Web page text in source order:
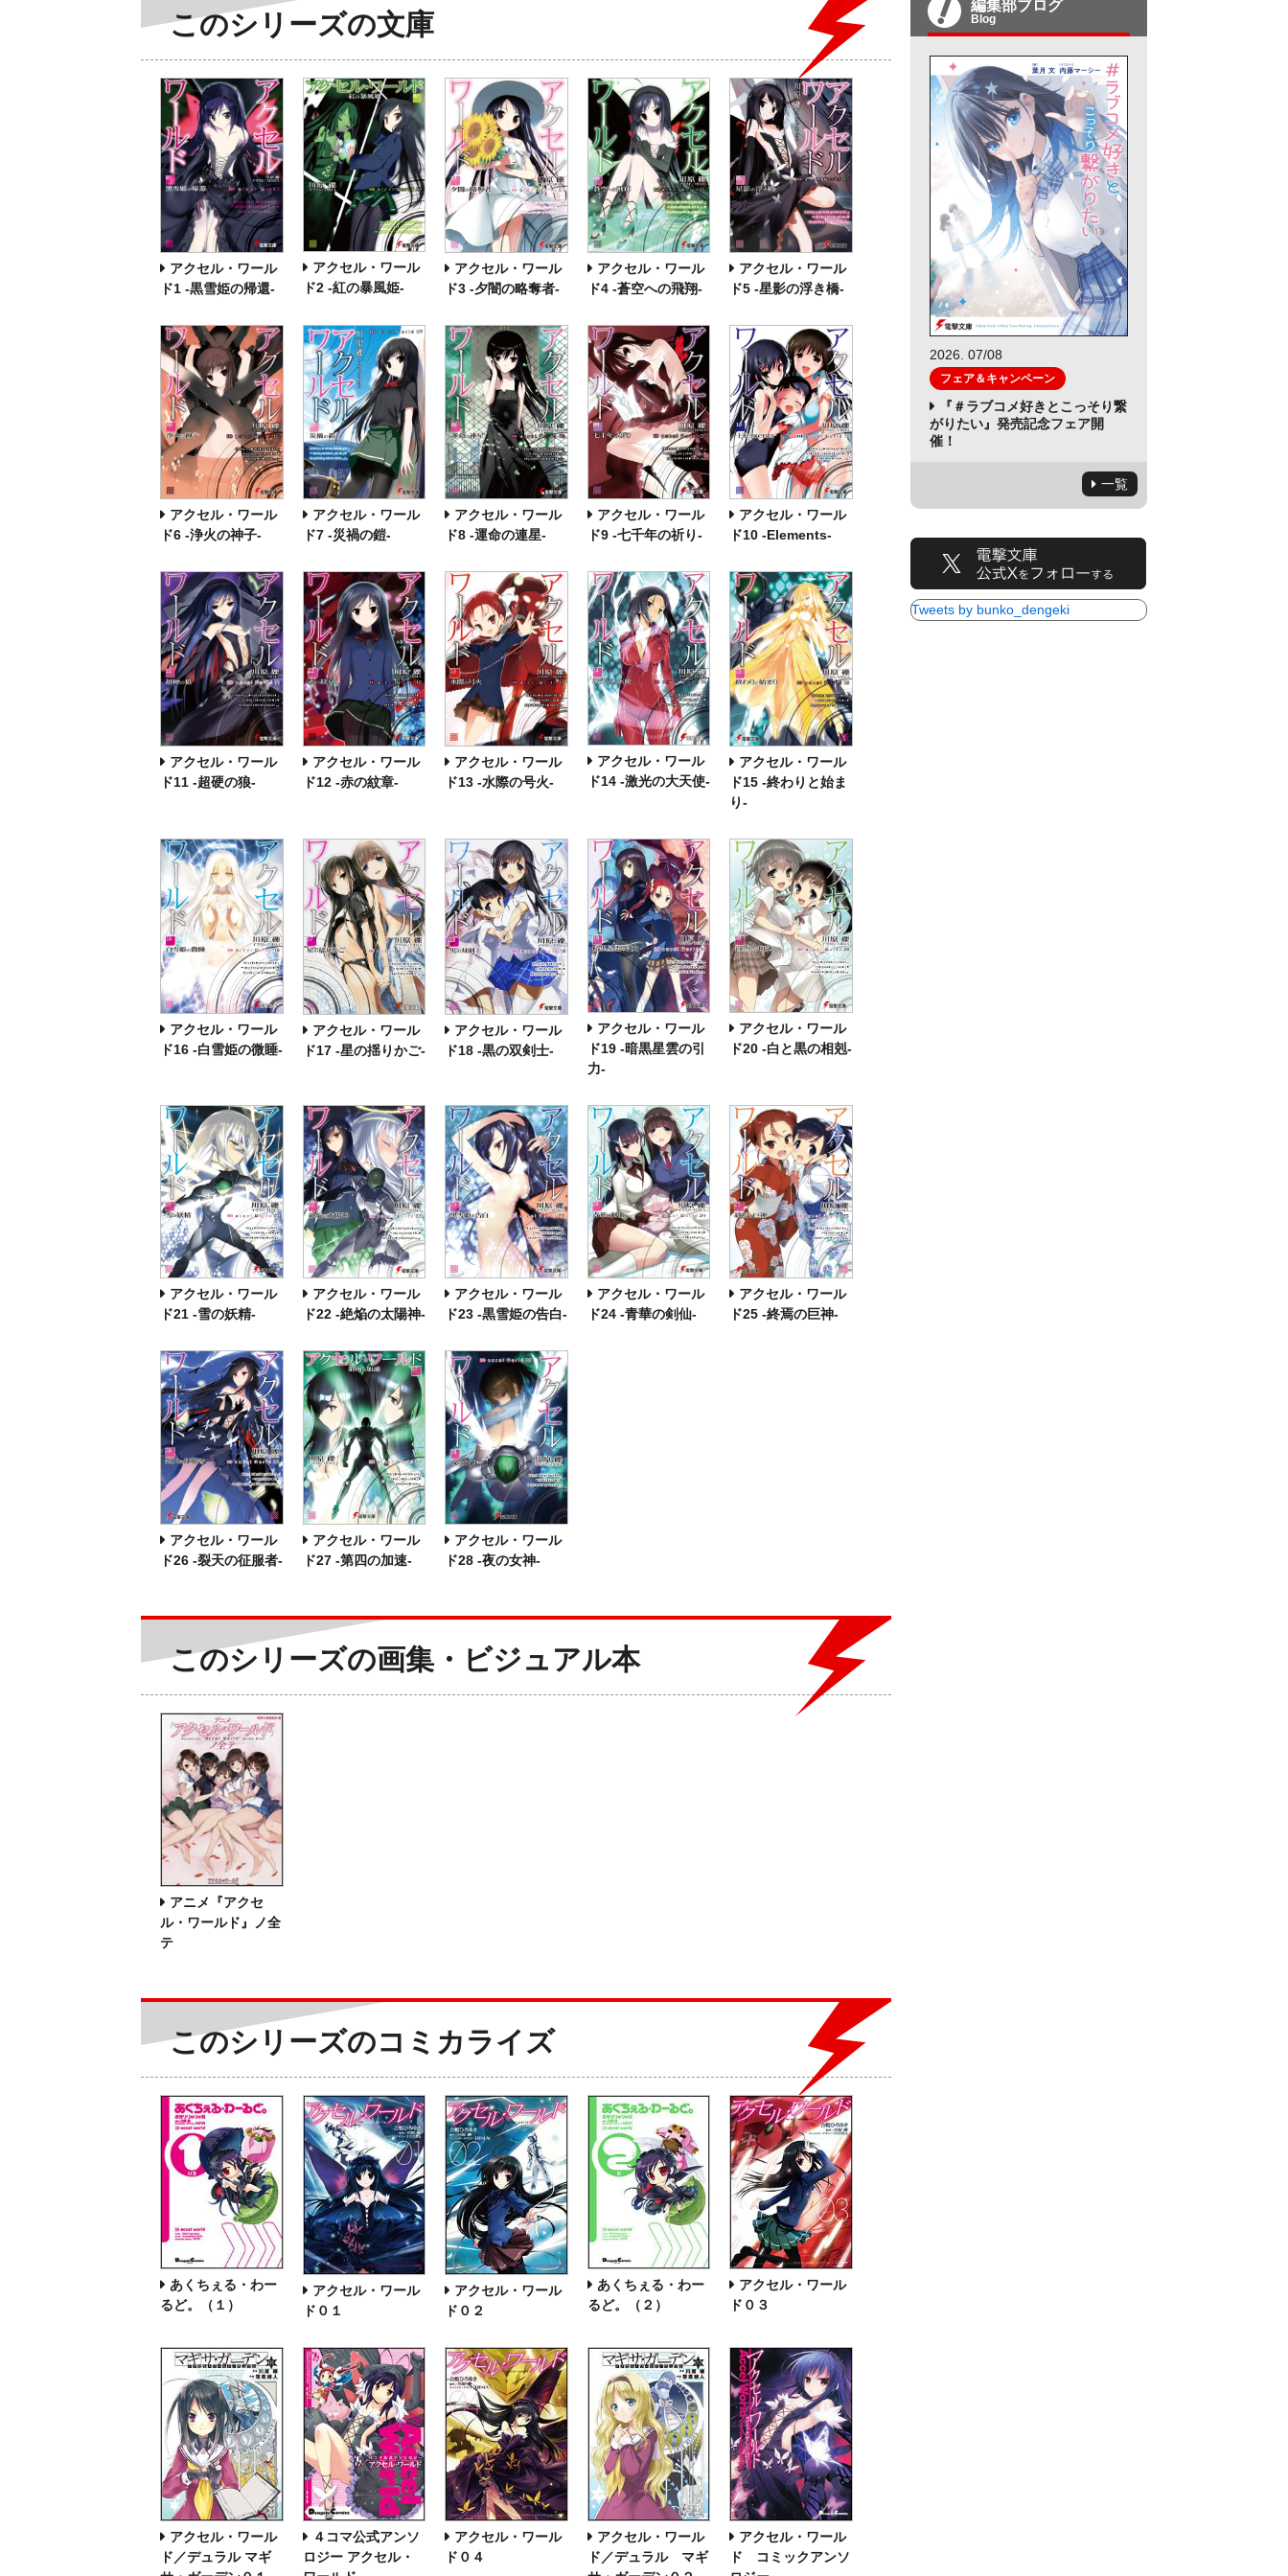
このシリーズの文庫
アクセル・ワール
ド1 ‐黒雪姫の帰還‐
アクセル・ワール
ド2 ‐紅の暴風姫‐
アクセル・ワール
ド3 ‐夕闇の略奪者‐
アクセル・ワール
ド4 ‐蒼空への飛翔‐
アクセル・ワール
ド5 ‐星影の浮き橋‐
アクセル・ワール
ド6 ‐浄火の神子‐
アクセル・ワール
ド7 ‐災禍の鎧‐
アクセル・ワール
ド8 ‐運命の連星‐
アクセル・ワール
ド9 ‐七千年の祈り‐
アクセル・ワール
ド10 ‐Elements‐
アクセル・ワール
ド11 ‐超硬の狼‐
アクセル・ワール
ド12 ‐赤の紋章‐
アクセル・ワール
ド13 ‐水際の号火‐
アクセル・ワール
ド14 ‐激光の大天使‐
アクセル・ワール
ド15 ‐終わりと始ま
り‐
アクセル・ワール
ド16 ‐白雪姫の微睡‐
アクセル・ワール
ド17 ‐星の揺りかご‐
アクセル・ワール
ド18 ‐黒の双剣士‐
アクセル・ワール
ド19 ‐暗黒星雲の引
力‐
アクセル・ワール
ド20 ‐白と黒の相剋‐
アクセル・ワール
ド21 ‐雪の妖精‐
アクセル・ワール
ド22 ‐絶焔の太陽神‐
アクセル・ワール
ド23 ‐黒雪姫の告白‐
アクセル・ワール
ド24 ‐青華の剣仙‐
アクセル・ワール
ド25 ‐終焉の巨神‐
アクセル・ワール
ド26 -裂天の征服者-
アクセル・ワール
ド27 -第四の加速-
アクセル・ワール
ド28 -夜の女神-
このシリーズの画集・ビジュアル本
アニメ『アクセ
ル・ワールド』ノ全
テ
このシリーズのコミカライズ
あくちぇる・わー
るど。（１）
アクセル・ワール
ド０１
アクセル・ワール
ド０２
あくちぇる・わー
るど。（２）
アクセル・ワール
ド０３
アクセル・ワール
ド／デュラル マギ
４コマ公式アンソ
ロジー アクセル・
アクセル・ワール
ド０４
アクセル・ワール
ド／デュラル マギ
アクセル・ワール
ド コミックアンソ
編集部ブログ
Blog
2026. 07/08
フェア＆キャンペーン
『＃ラブコメ好きとこっそり繋
がりたい』発売記念フェア開
催！
一覧
Tweets by bunko_dengeki